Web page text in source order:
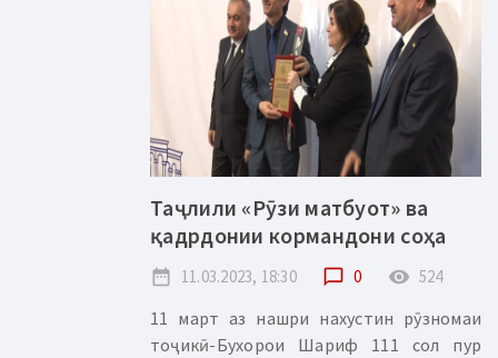
Таҷлили «Рӯзи матбуот» ва
қадрдонии кормандони соҳа
date_range 11.03.2023, 18:30 chat_bubble_outline 0 remove_red_eye 524
11 март аз нашри нахустин рӯзномаи
тоҷикӣ-Бухорои Шариф 111 сол пур